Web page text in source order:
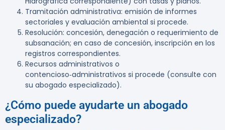
Tramitación administrativa: emisión de informes
sectoriales y evaluación ambiental si procede.
Resolución: concesión, denegación o requerimiento de
subsanación; en caso de concesión, inscripción en los
registros correspondientes.
Recursos administrativos o
contencioso‑administrativos si procede (consulte con
su abogado especializado).
¿Cómo puede ayudarte un abogado
especializado?